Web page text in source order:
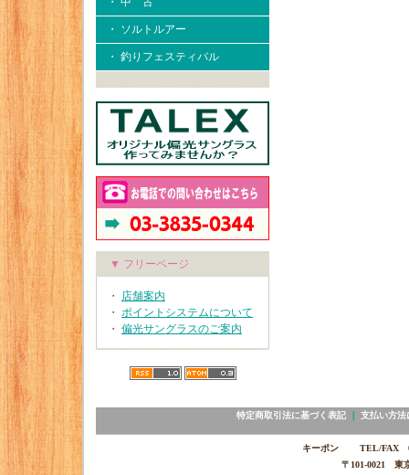
・ ソルトルアー
・ 釣りフェスティバル
▼ フリーページ
・ 店舗案内
・ ポイントシステムについて
・ 偏光サングラスのご案内
特定商取引法に基づく表記｜ 支払い方法
キーポン TEL/FAX
〒101-0021 東